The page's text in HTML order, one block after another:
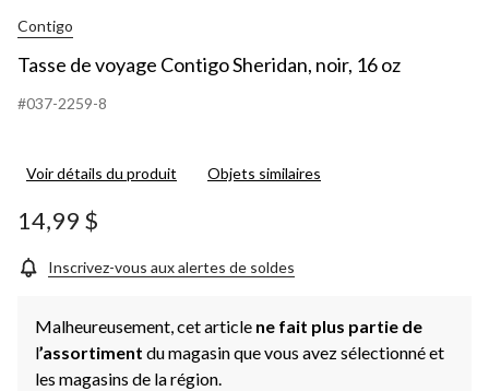
Contigo
Tasse de voyage Contigo Sheridan, noir, 16 oz
#037-2259-8
Voir détails du produit Objets similaires
14,99 $
Inscrivez-vous aux alertes de soldes
Malheureusement, cet article ne fait plus partie de
l’assortiment du magasin que vous avez sélectionné et
les magasins de la région.